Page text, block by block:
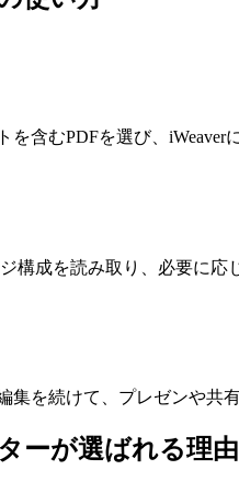
含むPDFを選び、iWeaver
構成を読み取り、必要に応
を続けて、プレゼンや共
ーが選ばれる理由